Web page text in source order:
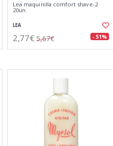
Lea maquinilla comfort shave-2
20un.
LEA
2,77€ 5,67€ - 51%